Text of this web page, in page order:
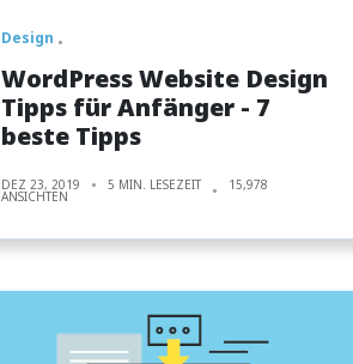
Design
WordPress Website Design
Tipps für Anfänger - 7
beste Tipps
DEZ 23, 2019 5 MIN. LESEZEIT 15,978
ANSICHTEN